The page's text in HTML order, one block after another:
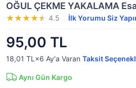
OĞUL ÇEKME YAKALAMA
4.5 İlk Yorumu Siz
95,00 TL
18,01 TL×6 Ay'a Varan Taksit
Aynı Gün Kargo